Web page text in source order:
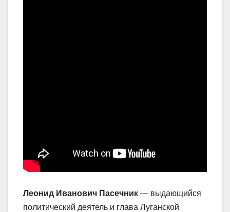
Леонид Иванович Пасечник — выдающийся
политический деятель и глава Луганской